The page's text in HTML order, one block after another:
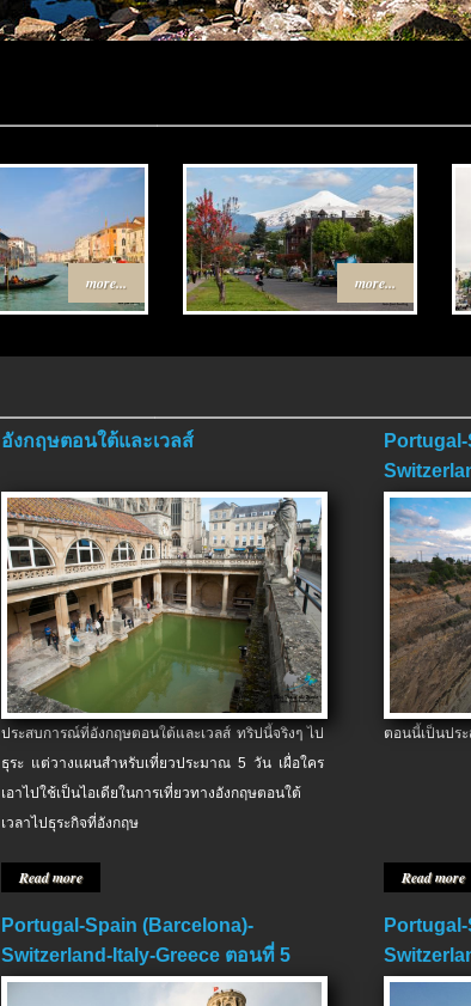
more... more...
อังกฤษตอนใต้และเวลส์
ประสบการณ์ที่อังกฤษตอนใต้และเวลส์ ทริปนี้จริงๆ ไป
ธุระ แต่วางแผนสำหรับเที่ยวประมาณ 5 วัน เผื่อใคร
เอาไปใช้เป็นไอเดียในการเที่ยวทางอังกฤษตอนใต้
เวลาไปธุระกิจที่อังกฤษ
Read more
ตอนจบ
ตอนนี้เป็นปร
Read more
Portugal-Spain (Barcelona)-
Switzerland-Italy-Greece ตอนที่ 5